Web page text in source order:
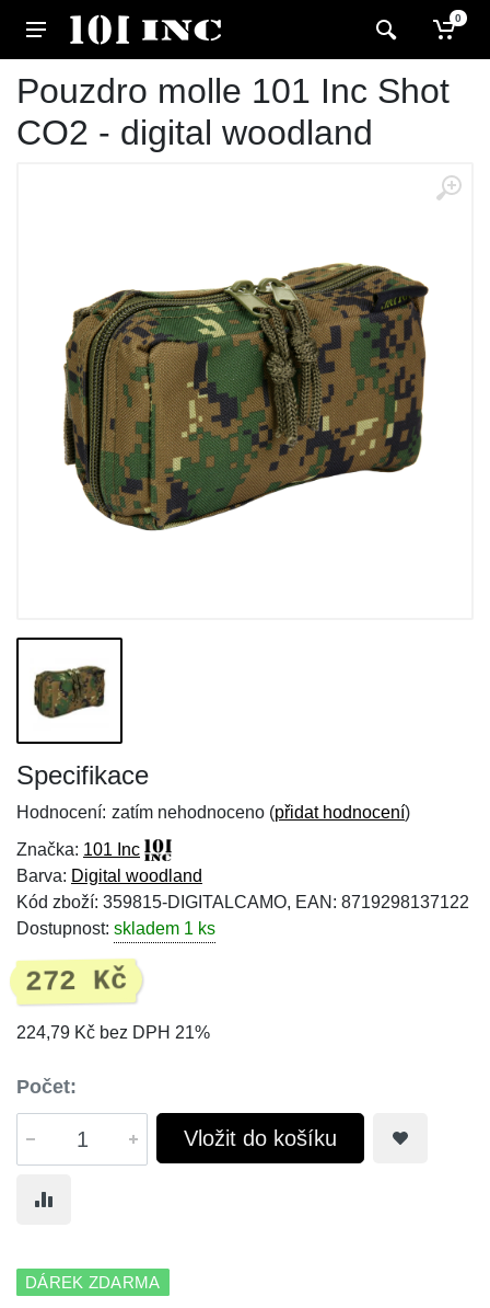
0
Pouzdro molle 101 Inc Shot
CO2 - digital woodland
Specifikace
Hodnocení: zatím nehodnoceno (přidat hodnocení)
Značka: 101 Inc
Barva: Digital woodland
Kód zboží: 359815-DIGITALCAMO, EAN: 8719298137122
Dostupnost: skladem 1 ks
272 Kč
224,79 Kč bez DPH 21%
Počet:
Vložit do košíku
DÁREK ZDARMA